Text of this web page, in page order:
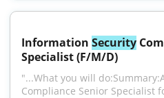
Information Security
Specialist (F/M/D)
"...What you will
Compliance Senior Specialist